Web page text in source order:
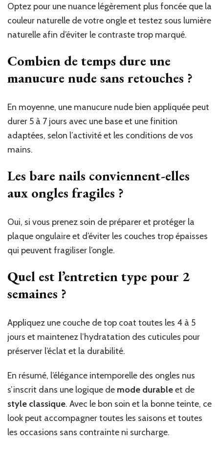
Optez pour une nuance légèrement plus foncée que la
couleur naturelle de votre ongle et testez sous lumière
naturelle afin d’éviter le contraste trop marqué.
Combien de temps dure une
manucure nude sans retouches ?
En moyenne, une manucure nude bien appliquée peut
durer 5 à 7 jours avec une base et une finition
adaptées, selon l’activité et les conditions de vos
mains.
Les bare nails conviennent-elles
aux ongles fragiles ?
Oui, si vous prenez soin de préparer et protéger la
plaque ongulaire et d’éviter les couches trop épaisses
qui peuvent fragiliser l’ongle.
Quel est l’entretien type pour 2
semaines ?
Appliquez une couche de top coat toutes les 4 à 5
jours et maintenez l’hydratation des cuticules pour
préserver l’éclat et la durabilité.
En résumé, l’élégance intemporelle des ongles nus
s’inscrit dans une logique de mode durableet de
style classique. Avec le bon soin et la bonne teinte, ce
look peut accompagner toutes les saisons et toutes
les occasions sans contrainte ni surcharge.